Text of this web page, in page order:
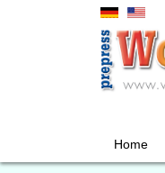
Home